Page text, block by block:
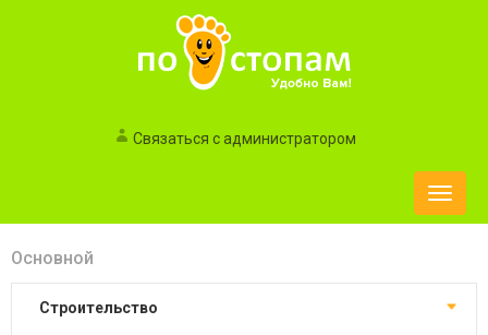
Связаться с администратором
Toggle
Основной
строительство